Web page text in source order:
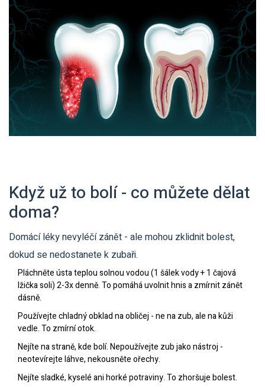
Když už to bolí - co můžete dělat
doma?
Domácí léky nevyléčí zánět - ale mohou zklidnit bolest,
dokud se nedostanete k zubaři.
Pláchněte ústa teplou solnou vodou (1 šálek vody + 1 čajová
lžička soli) 2-3x denně. To pomáhá uvolnit hnis a zmírnit zánět
dásně.
Používejte chladný obklad na obličej - ne na zub, ale na kůži
vedle. To zmírní otok.
Nejíte na straně, kde bolí. Nepoužívejte zub jako nástroj -
neotevírejte láhve, nekousněte ořechy.
Nejíte sladké, kyselé ani horké potraviny. To zhoršuje bolest.